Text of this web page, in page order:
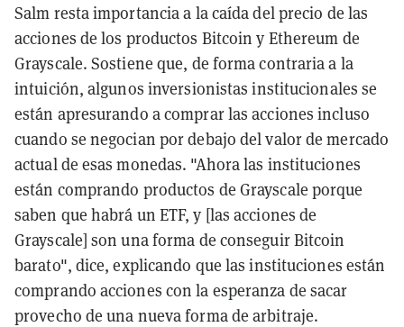
Salm resta importancia a la caída del precio de las
acciones de los productos Bitcoin y Ethereum de
Grayscale. Sostiene que, de forma contraria a la
intuición, algunos inversionistas institucionales se
están apresurando a comprar las acciones incluso
cuando se negocian por debajo del valor de mercado
actual de esas monedas. "Ahora las instituciones
están comprando productos de Grayscale porque
saben que habrá un ETF, y [las acciones de
Grayscale] son una forma de conseguir Bitcoin
barato", dice, explicando que las instituciones están
comprando acciones con la esperanza de sacar
provecho de una nueva forma de arbitraje.